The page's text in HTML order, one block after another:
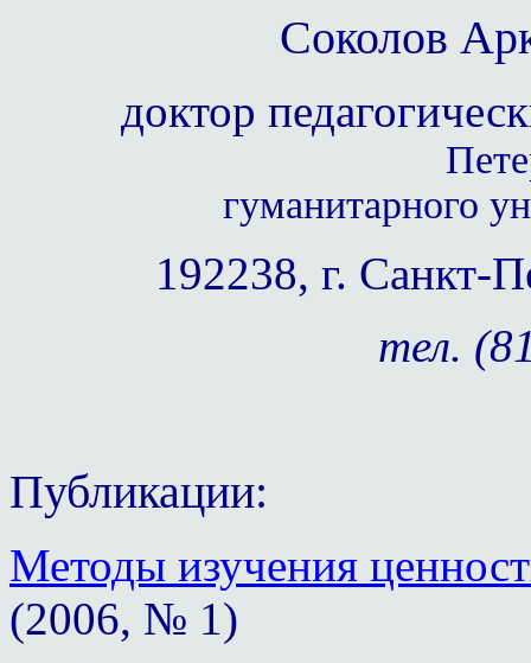
Соколов
доктор
гуманитарного
192238, г. Санкт-
тел.
Публикации:
Методы изучения
(2006, № 1)